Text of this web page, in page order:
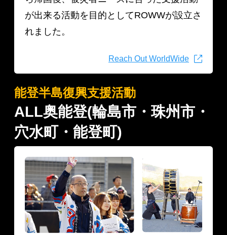
が出来る活動を目的としてROWWが設立さ
れました。
Reach Out WorldWide
能登半島復興支援活動
ALL奥能登(輪島市・珠州市・
穴水町・能登町)